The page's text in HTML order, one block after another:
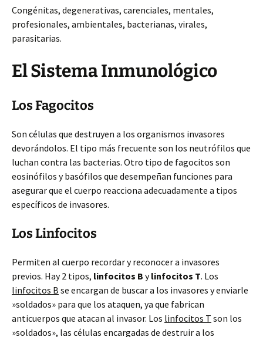
Congénitas, degenerativas, carenciales, mentales,
profesionales, ambientales, bacterianas, virales,
parasitarias.
El Sistema Inmunológico
Los Fagocitos
Son células que destruyen a los organismos invasores
devorándolos. El tipo más frecuente son los neutrófilos que
luchan contra las bacterias. Otro tipo de fagocitos son
eosinófilos y basófilos que desempeñan funciones para
asegurar que el cuerpo reacciona adecuadamente a tipos
específicos de invasores.
Los Linfocitos
Permiten al cuerpo recordar y reconocer a invasores
previos. Hay 2 tipos, linfocitos B ylinfocitos T. Los
linfocitos B se encargan de buscar a los invasores y enviarle
»soldados» para que los ataquen, ya que fabrican
anticuerpos que atacan al invasor. Los linfocitos T son los
»soldados», las células encargadas de destruir a los